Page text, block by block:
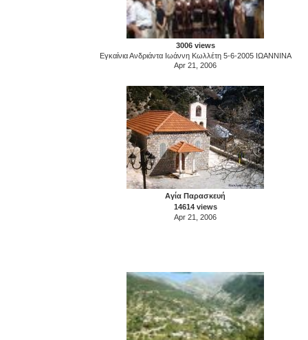
3006 views
Εγκαίνια Ανδριάντα Ιωάννη Κωλλέτη 5-6-2005 ΙΩΑΝΝΙΝΑ
Apr 21, 2006
Αγία Παρασκευή
14614 views
Apr 21, 2006